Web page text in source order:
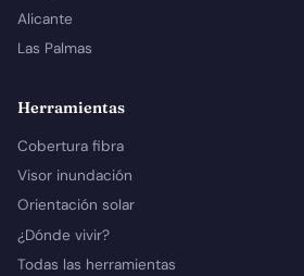
Alicante
Las Palmas
Herramientas
Cobertura fibra
Visor inundación
Orientación solar
¿Dónde vivir?
Todas las herramientas